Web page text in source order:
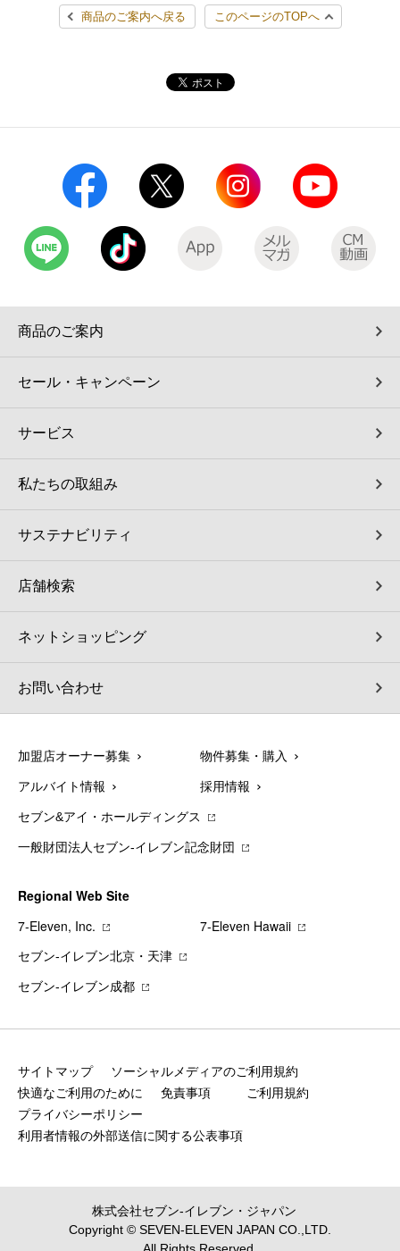
行政サービス
学び・教育
オンラインフォトサービス
コインランドリー（店舗限定）
自転車シェアリング（店舗限定）
モバイルバッテリーシェアリング（店舗限定）
モバイルWi-Fiバッテリーシェアリング（店舗限定）
荷物預かりサービス「ecbocloakエクボクローク」（店舗限定）
パウダースペース ラブン（店舗限定）
ソフトバンクギフト
データで見るセブン‐イレブン
セブン‐イレブンの「商品力」
セブン-イレブンの横顔
セブン-イレブンの歴史
報告書ライブラリー
한국어(서비스)
商品のご案内へ戻る このページのTOPへ
商品のご案内
セール・キャンペーン
サービス
私たちの取組み
サステナビリティ
店舗検索
ネットショッピング
お問い合わせ
加盟店オーナー募集 物件募集・購入
アルバイト情報 採用情報
セブン&アイ・ホールディングス
一般財団法人セブン-イレブン記念財団
Regional Web Site
7‐Eleven, Inc.
7‐Eleven Hawaii
セブン‐イレブン北京・天津
セブン‐イレブン成都
サイトマップ
ソーシャルメディアのご利用規約
快適なご利用のために
免責事項
ご利用規約
プライバシーポリシー
利用者情報の外部送信に関する公表事項
株式会社セブン‐イレブン・ジャパン
Copyright © SEVEN-ELEVEN JAPAN CO.,LTD.